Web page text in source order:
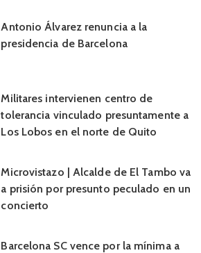
Antonio Álvarez renuncia a la
presidencia de Barcelona
Militares intervienen centro de
tolerancia vinculado presuntamente a
Los Lobos en el norte de Quito
Microvistazo | Alcalde de El Tambo va
a prisión por presunto peculado en un
concierto
Barcelona SC vence por la mínima a